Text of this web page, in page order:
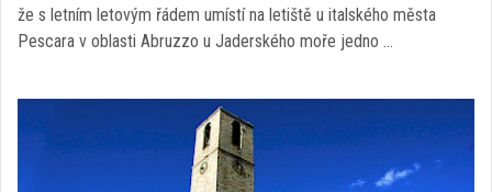
že s letním letovým řádem umístí na letiště u italského města
Pescara v oblasti Abruzzo u Jaderského moře jedno …